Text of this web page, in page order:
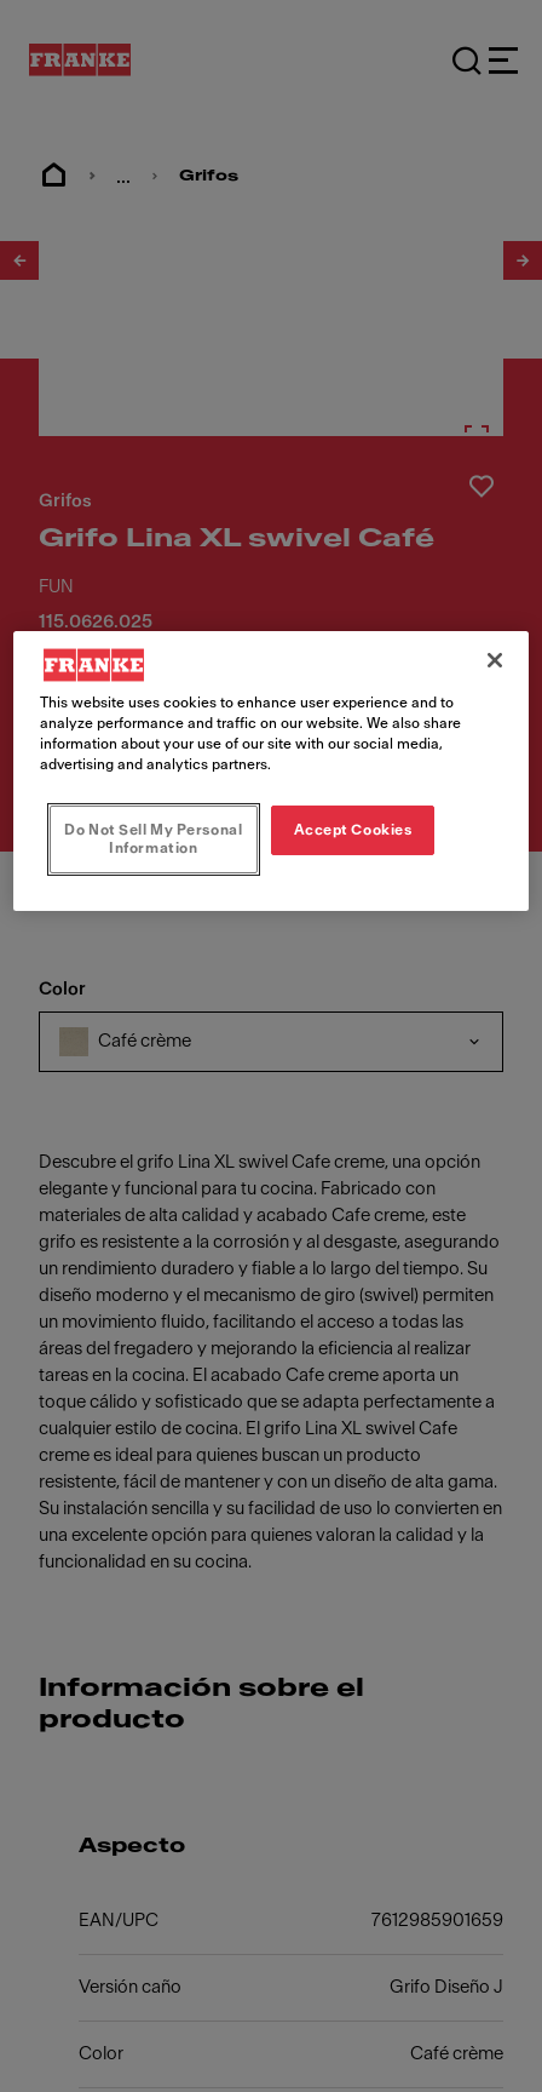
... Grifos
Grifos
Grifo Lina XL swivel Café
FUN
115.0626.025
VAT included. Depending on your delivery address, VAT may vary.
Comprar producto
Color
Café crème
Descubre el grifo Lina XL swivel Cafe creme, una opción
elegante y funcional para tu cocina. Fabricado con
materiales de alta calidad y acabado Cafe creme, este
grifo es resistente a la corrosión y al desgaste, asegurando
un rendimiento duradero y fiable a lo largo del tiempo. Su
diseño moderno y el mecanismo de giro (swivel) permiten
un movimiento fluido, facilitando el acceso a todas las
áreas del fregadero y mejorando la eficiencia al realizar
tareas en la cocina. El acabado Cafe creme aporta un
toque cálido y sofisticado que se adapta perfectamente a
cualquier estilo de cocina. El grifo Lina XL swivel Cafe
creme es ideal para quienes buscan un producto
resistente, fácil de mantener y con un diseño de alta gama.
Su instalación sencilla y su facilidad de uso lo convierten en
una excelente opción para quienes valoran la calidad y la
funcionalidad en su cocina.
Información sobre el
producto
Aspecto
EAN/UPC 7612985901659
Versión caño Grifo Diseño J
Color Café crème
This website uses cookies to enhance user experience and to
analyze performance and traffic on our website. We also share
information about your use of our site with our social media,
advertising and analytics partners.
Do Not Sell My Personal
Information
Accept Cookies